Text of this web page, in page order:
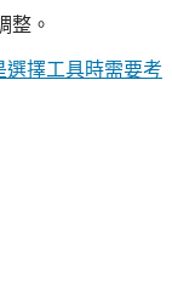
整。
擇工具時需要考